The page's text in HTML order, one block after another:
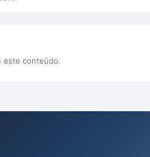
este conteúdo.